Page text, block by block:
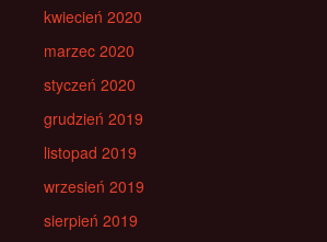
kwiecień 2020
marzec 2020
styczeń 2020
grudzień 2019
listopad 2019
wrzesień 2019
sierpień 2019